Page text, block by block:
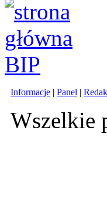
Informacje | Panel |
Wszelkie